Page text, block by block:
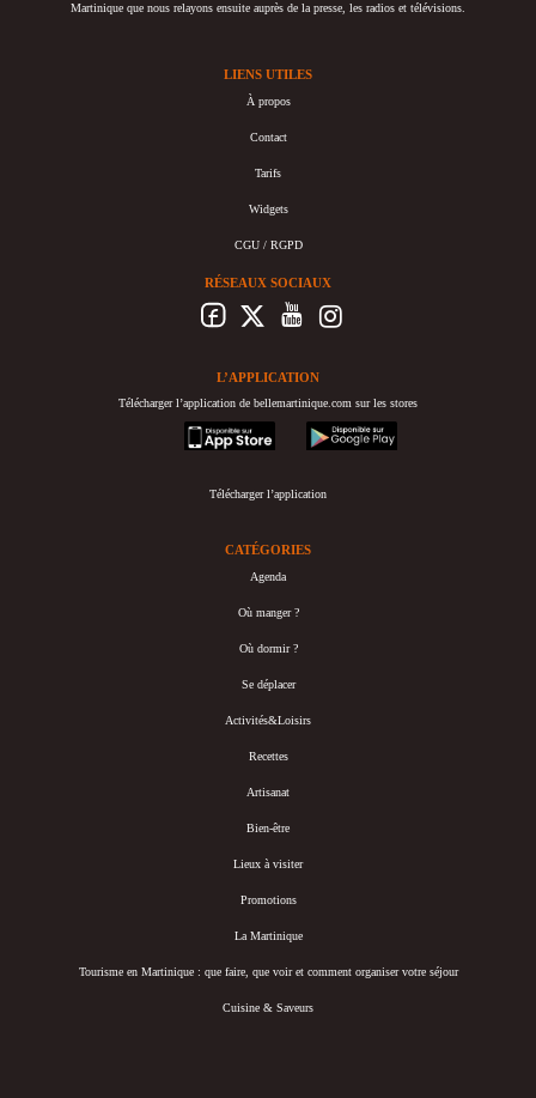
Martinique que nous relayons ensuite auprès de la presse, les radios et télévisions.
LIENS UTILES
À propos
Contact
Tarifs
Widgets
CGU / RGPD
RÉSEAUX SOCIAUX
L’APPLICATION
Télécharger l’application de bellemartinique.com sur les stores
appstore
googleplay
Télécharger l’application
CATÉGORIES
Agenda
Où manger ?
Où dormir ?
Se déplacer
Activités&Loisirs
Recettes
Artisanat
Bien-être
Lieux à visiter
Promotions
La Martinique
Tourisme en Martinique : que faire, que voir et comment organiser votre séjour
Cuisine & Saveurs